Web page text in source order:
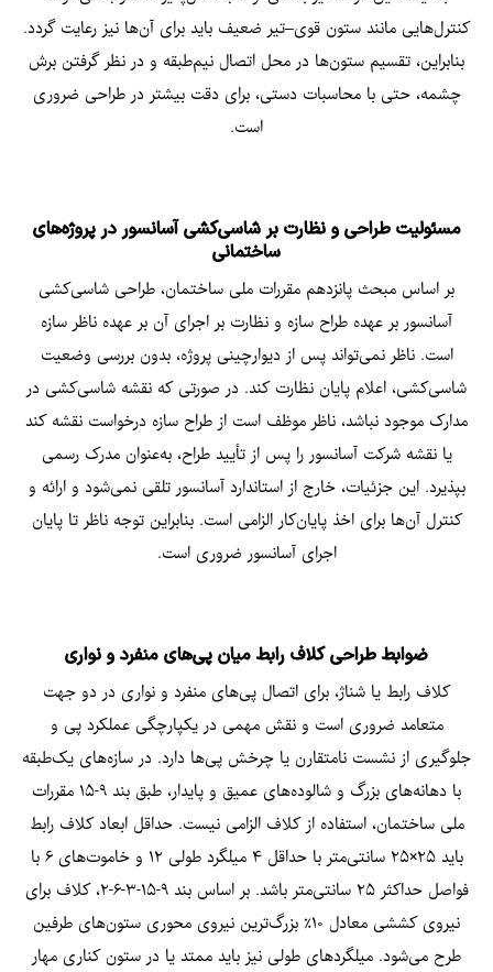
کنترل‌هایی مانند ستون قوی–تیر ضعیف باید برای آن‌ها نیز رعایت گردد.
بنابراین، تقسیم ستون‌ها در محل اتصال نیم‌طبقه و در نظر گرفتن برش
چشمه، حتی با محاسبات دستی، برای دقت بیشتر در طراحی ضروری
است.
مسئولیت طراحی و نظارت بر شاسی‌کشی آسانسور در پروژه‌های
ساختمانی
بر اساس مبحث پانزدهم مقررات ملی ساختمان، طراحی شاسی‌کشی
آسانسور بر عهده طراح سازه و نظارت بر اجرای آن بر عهده ناظر سازه
است. ناظر نمی‌تواند پس از دیوارچینی پروژه، بدون بررسی وضعیت
شاسی‌کشی، اعلام پایان نظارت کند. در صورتی که نقشه‌ شاسی‌کشی در
مدارک موجود نباشد، ناظر موظف است از طراح سازه درخواست نقشه کند
یا نقشه شرکت آسانسور را پس از تأیید طراح، به‌عنوان مدرک رسمی
بپذیرد. این جزئیات، خارج از استاندارد آسانسور تلقی نمی‌شود و ارائه و
کنترل آن‌ها برای اخذ پایان‌کار الزامی است. بنابراین توجه ناظر تا پایان
اجرای آسانسور ضروری است.
ضوابط طراحی کلاف رابط میان پی‌های منفرد و نواری
کلاف رابط یا شناژ، برای اتصال پی‌های منفرد و نواری در دو جهت
متعامد ضروری است و نقش مهمی در یکپارچگی عملکرد پی و
جلوگیری از نشست نامتقارن یا چرخش پی‌ها دارد. در سازه‌های یک‌طبقه
با دهانه‌های بزرگ و شالوده‌های عمیق و پایدار، طبق بند ۹-۱۵ مقررات
ملی ساختمان، استفاده از کلاف الزامی نیست. حداقل ابعاد کلاف رابط
باید ۲۵×۲۵ سانتی‌متر با حداقل ۴ میلگرد طولی ۱۲ و خاموت‌های ۶ با
فواصل حداکثر ۲۵ سانتی‌متر باشد. بر اساس بند ۹-۱۵-۳-۶-۲، کلاف برای
نیروی کششی معادل ۱۰٪ بزرگ‌ترین نیروی محوری ستون‌های طرفین
طرح می‌شود. میلگردهای طولی نیز باید ممتد یا در ستون کناری مهار